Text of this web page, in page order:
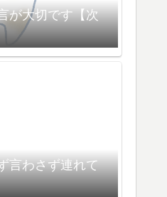
が大切です【次
言わさず連れて